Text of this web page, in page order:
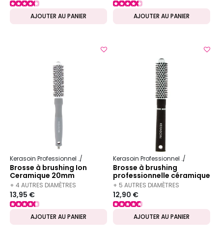
AJOUTER AU PANIER AJOUTER AU PANIER
Kerasoin Professionnel Matériel Coiffure Brosse à brushing
Brosse à brushing Ion
Ceramique 20mm
+ 4 AUTRES DIAMÈTRES
DISPONIBLES
13,95 €
AJOUTER AU PANIER
Kerasoin Professionnel
Brosse à brushing
professionnelle céramique
20mm
+ 5 AUTRES DIAMÈTRES
DISPONIBLES
12,90 €
AJOUTER AU PANIER